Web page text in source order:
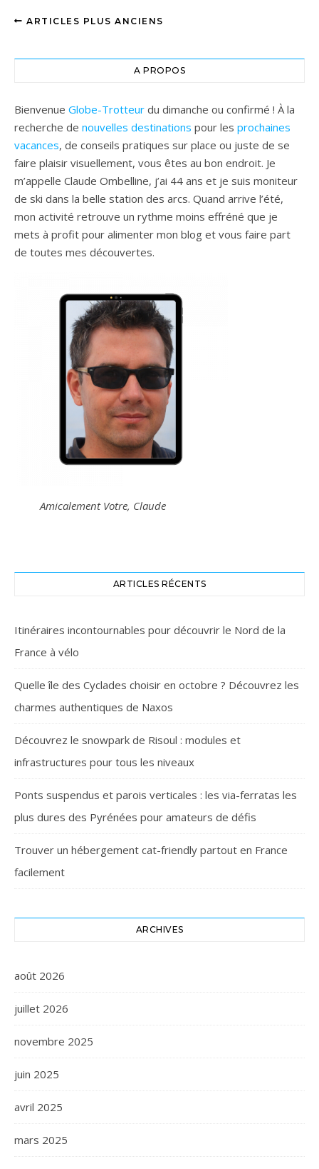
ARTICLES PLUS ANCIENS
A PROPOS
Bienvenue Globe-Trotteur du dimanche ou confirmé ! À la
recherche de nouvelles destinations pour les prochaines
vacances, de conseils pratiques sur place ou juste de se
faire plaisir visuellement, vous êtes au bon endroit. Je
m’appelle Claude Ombelline, j’ai 44 ans et je suis moniteur
de ski dans la belle station des arcs. Quand arrive l’été,
mon activité retrouve un rythme moins effréné que je
mets à profit pour alimenter mon blog et vous faire part
de toutes mes découvertes.
Amicalement Votre, Claude
ARTICLES RÉCENTS
Itinéraires incontournables pour découvrir le Nord de la
France à vélo
Quelle île des Cyclades choisir en octobre ? Découvrez les
charmes authentiques de Naxos
Découvrez le snowpark de Risoul : modules et
infrastructures pour tous les niveaux
Ponts suspendus et parois verticales : les via-ferratas les
plus dures des Pyrénées pour amateurs de défis
Trouver un hébergement cat-friendly partout en France
facilement
ARCHIVES
août 2026
juillet 2026
novembre 2025
juin 2025
avril 2025
mars 2025